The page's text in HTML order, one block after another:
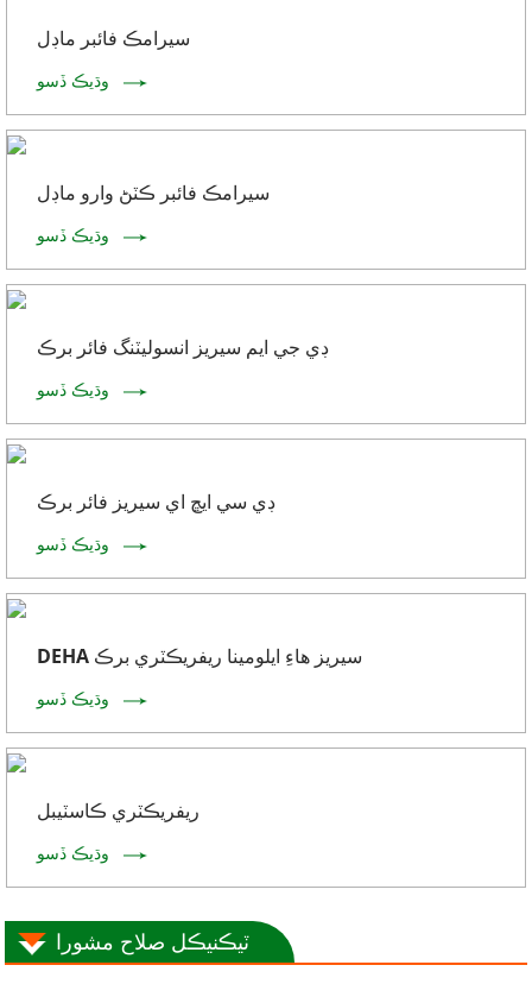
سيرامڪ فائبر ماڊل
وڌيڪ ڏسو
سيرامڪ فائبر ڪٽڻ وارو ماڊل
وڌيڪ ڏسو
ڊي جي ايم سيريز انسوليٽنگ فائر برڪ
وڌيڪ ڏسو
ڊي سي ايڇ اي سيريز فائر برڪ
وڌيڪ ڏسو
DEHA سيريز هاءِ ايلومينا ريفريڪٽري برڪ
وڌيڪ ڏسو
ريفريڪٽري ڪاسٽيبل
وڌيڪ ڏسو
ٽيڪنيڪل صلاح مشورا